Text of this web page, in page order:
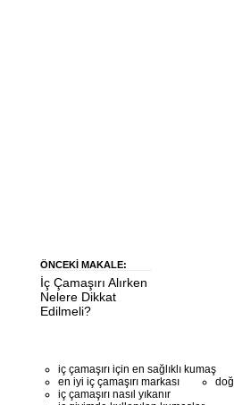
ÖNCEKI MAKALE:
İç Çamaşırı Alırken
Nelere Dikkat
Edilmeli?
iç çamaşırı için en sağlıklı kumaş
en iyi iç çamaşırı markası
iç çamaşırı nasıl yıkanır